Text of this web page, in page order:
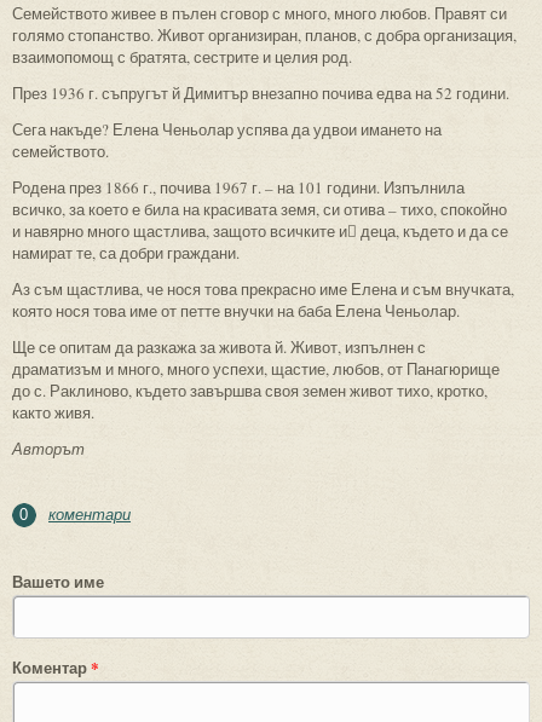
Семейството живее в пълен сговор с много, много любов. Правят си
голямо стопанство. Живот организиран, планов, с добра организация,
взаимопомощ с братята, сестрите и целия род.
През 1936 г. съпругът й Димитър внезапно почива едва на 52 години.
Сега накъде? Елена Ченьолар успява да удвои имането на
семейството.
Родена през 1866 г., почива 1967 г. – на 101 години. Изпълнила
всичко, за което е била на красивата земя, си отива – тихо, спокойно
и навярно много щастлива, защото всичките и деца, където и да се
намират те, са добри граждани.
Аз съм щастлива, че нося това прекрасно име Елена и съм внучката,
която нося това име от петте внучки на баба Елена Ченьолар.
Ще се опитам да разкажа за живота й. Живот, изпълнен с
драматизъм и много, много успехи, щастие, любов, от Панагюрище
до с. Раклиново, където завършва своя земен живот тихо, кротко,
както живя.
Авторът
0 коментари
Вашето име
Коментар*